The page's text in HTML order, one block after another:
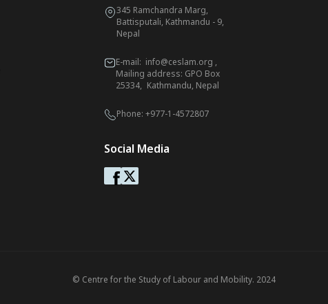
345 Ramchandra Marg,
Battisputali, Kathmandu - 9,
Nepal
E-mail: info@ceslam.org ,
Mailing address: GPO Box
25334, Kathmandu, Nepal
Phone: +977-1-4572807
Social Media
© Centre for the Study of Labour and Mobility. 2024